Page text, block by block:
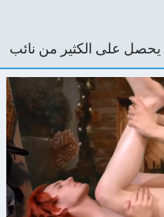
على الكثير من نائب